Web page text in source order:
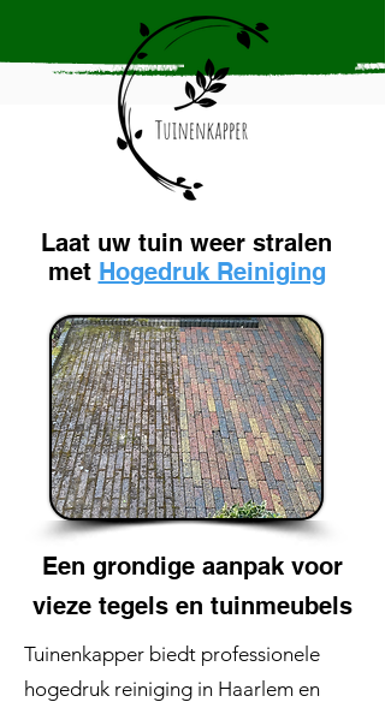
Laat uw tuin weer stralen
met Hogedruk Reiniging
Een grondige aanpak voor
vieze tegels en tuinmeubels
Tuinenkapper biedt professionele
hogedruk reiniging in Haarlem en